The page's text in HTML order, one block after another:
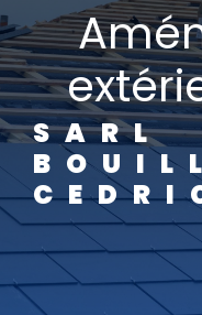
aménagement
SARL